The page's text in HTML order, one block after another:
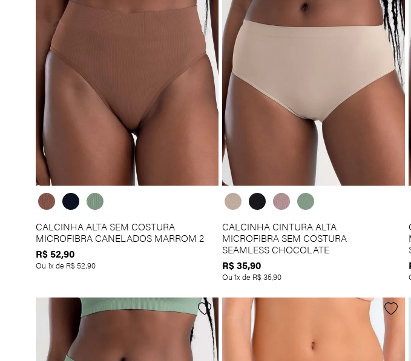
R$400 a R$500
Acima de R$500
CALCINHA ALTA SEM COSTURA
MICROFIBRA CANELADOS MARROM 2
R$52,90
Ou 1x de R$ 52,90
CALCINHA CINTURA ALTA
MICROFIBRA SEM COSTURA
SEAMLESS CHOCOLATE
R$35,90
Ou 1x de R$ 35,90